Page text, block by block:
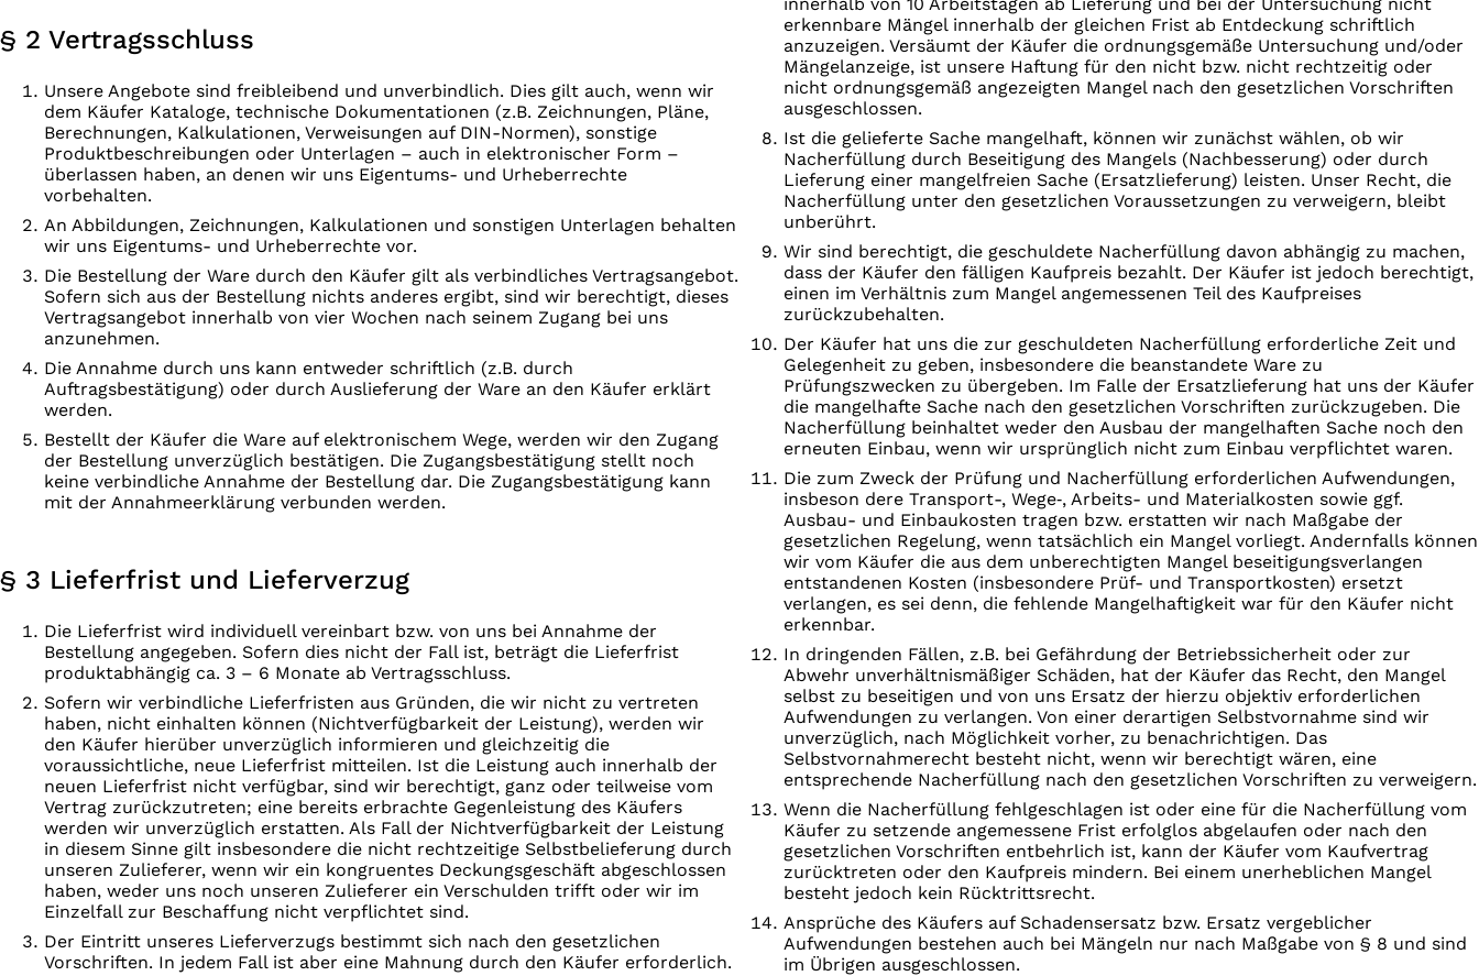
§ 2 Vertragsschluss
Unsere Angebote sind freibleibend und unverbindlich. Dies gilt auch, wenn wir
dem Käufer Kataloge, technische Dokumentationen (z.B. Zeichnungen, Pläne,
Berechnungen, Kalkulationen, Verweisungen auf DIN-Normen), sonstige
Produktbeschreibungen oder Unterlagen – auch in elektronischer Form –
überlassen haben, an denen wir uns Eigentums- und Urheberrechte
vorbehalten.
An Abbildungen, Zeichnungen, Kalkulationen und sonstigen Unterlagen behalten
wir uns Eigentums- und Urheberrechte vor.
Die Bestellung der Ware durch den Käufer gilt als verbindliches Vertragsangebot.
Sofern sich aus der Bestellung nichts anderes ergibt, sind wir berechtigt, dieses
Vertragsangebot innerhalb von vier Wochen nach seinem Zugang bei uns
anzunehmen.
Die Annahme durch uns kann entweder schriftlich (z.B. durch
Auftragsbestätigung) oder durch Auslieferung der Ware an den Käufer erklärt
werden.
Bestellt der Käufer die Ware auf elektronischem Wege, werden wir den Zugang
der Bestellung unverzüglich bestätigen. Die Zugangsbestätigung stellt noch
keine verbindliche Annahme der Bestellung dar. Die Zugangsbestätigung kann
mit der Annahmeerklärung verbunden werden.
§ 3 Lieferfrist und Lieferverzug
Die Lieferfrist wird individuell vereinbart bzw. von uns bei Annahme der
Bestellung angegeben. Sofern dies nicht der Fall ist, beträgt die Lieferfrist
produktabhängig ca. 3 – 6 Monate ab Vertragsschluss.
Sofern wir verbindliche Lieferfristen aus Gründen, die wir nicht zu vertreten
haben, nicht einhalten können (Nichtverfügbarkeit der Leistung), werden wir
den Käufer hierüber unverzüglich informieren und gleichzeitig die
voraussichtliche, neue Lieferfrist mitteilen. Ist die Leistung auch innerhalb der
neuen Lieferfrist nicht verfügbar, sind wir berechtigt, ganz oder teilweise vom
Vertrag zurückzutreten; eine bereits erbrachte Gegenleistung des Käufers
werden wir unverzüglich erstatten. Als Fall der Nichtverfügbarkeit der Leistung
in diesem Sinne gilt insbesondere die nicht rechtzeitige Selbstbelieferung durch
unseren Zulieferer, wenn wir ein kongruentes Deckungsgeschäft abgeschlossen
haben, weder uns noch unseren Zulieferer ein Verschulden trifft oder wir im
Einzelfall zur Beschaffung nicht verpflichtet sind.
Der Eintritt unseres Lieferverzugs bestimmt sich nach den gesetzlichen
Vorschriften. In jedem Fall ist aber eine Mahnung durch den Käufer erforderlich.
erkennbare Mängel innerhalb der gleichen Frist ab Entdeckung schriftlich
anzuzeigen. Versäumt der Käufer die ordnungsgemäße Unter­suchung und/oder
Mängelanzeige, ist unsere Haftung für den nicht bzw. nicht rechtzeitig oder
nicht ordnungsgemäß angezeigten Mangel nach den gesetzlichen Vorschriften
ausgeschlossen.
Ist die gelieferte Sache mangelhaft, können wir zunächst wählen, ob wir
Nacherfüllung durch Beseitigung des Mangels (Nachbesserung) oder durch
Lieferung einer mangelfreien Sache (Ersatzlieferung) leisten. Unser Recht, die
Nacherfüllung unter den gesetzlichen Voraussetzungen zu verweigern, bleibt
unberührt.
Wir sind berechtigt, die geschuldete Nacherfüllung davon abhängig zu machen,
dass der Käufer den fälligen Kaufpreis bezahlt. Der Käufer ist jedoch berechtigt,
einen im Verhältnis zum Mangel angemessenen Teil des Kaufpreises
zurückzubehalten.
Der Käufer hat uns die zur geschuldeten Nacherfüllung erforderliche Zeit und
Gelegenheit zu geben, insbesondere die beanstandete Ware zu
Prüfungszwecken zu übergeben. Im Falle der Ersatzlieferung hat uns der Käufer
die mangelhafte Sache nach den gesetzlichen Vorschriften zurückzugeben. Die
Nacherfüllung beinhaltet weder den Ausbau der mangelhaften Sache noch den
erneuten Einbau, wenn wir ursprünglich nicht zum Einbau verpflichtet waren.
Die zum Zweck der Prüfung und Nacherfüllung erforderlichen Aufwendungen,
insbeson­ dere Transport-, Wege‐, Arbeits- und Materialkosten sowie ggf.
Ausbau- und Einbaukosten tragen bzw. erstatten wir nach Maßgabe der
gesetzlichen Regelung, wenn tatsächlich ein Mangel vorliegt. Andernfalls können
wir vom Käufer die aus dem unberechtigten Mangel­ beseitigungsverlangen
entstandenen Kosten (insbesondere Prüf- und Transportkosten) ersetzt
verlangen, es sei denn, die fehlende Mangelhaftigkeit war für den Käufer nicht
erkennbar.
In dringenden Fällen, z.B. bei Gefährdung der Betriebssicherheit oder zur
Abwehr unverhältnismäßiger Schäden, hat der Käufer das Recht, den Mangel
selbst zu beseitigen und von uns Ersatz der hierzu objektiv erforderlichen
Aufwendungen zu verlangen. Von einer derartigen Selbstvornahme sind wir
unverzüglich, nach Möglichkeit vorher, zu benachrichtigen. Das
Selbstvornahmerecht besteht nicht, wenn wir berechtigt wären, eine
entsprechende Nacherfüllung nach den gesetzlichen Vorschriften zu verweigern.
Wenn die Nacherfüllung fehlgeschlagen ist oder eine für die Nacherfüllung vom
Käufer zu setzende angemessene Frist erfolglos abgelaufen oder nach den
gesetzlichen Vorschriften entbehrlich ist, kann der Käufer vom Kaufvertrag
zurücktreten oder den Kaufpreis mindern. Bei einem unerheblichen Mangel
besteht jedoch kein Rücktrittsrecht.
Ansprüche des Käufers auf Schadensersatz bzw. Ersatz vergeblicher
Aufwendungen bestehen auch bei Mängeln nur nach Maßgabe von § 8 und sind
im Übrigen ausgeschlossen.